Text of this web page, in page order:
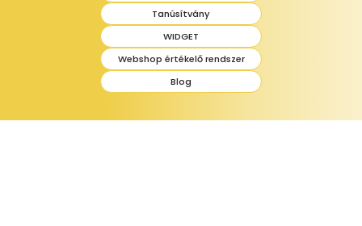
Tanúsítvány
WIDGET
Webshop értékelő rendszer
Blog